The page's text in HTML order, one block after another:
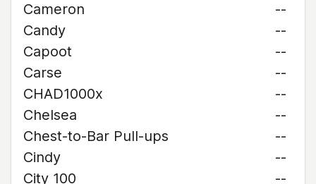
Cameron
--
Candy
--
Capoot
--
Carse
--
CHAD1000x
--
Chelsea
--
Chest-to-Bar Pull-ups
--
Cindy
--
City 100
--